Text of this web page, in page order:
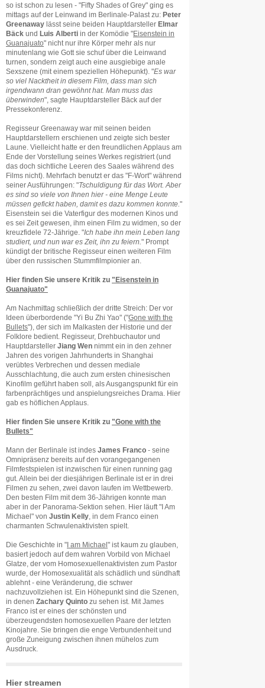
so ist schon zu lesen - "Fifty Shades of Grey" ging es
mittags auf der Leinwand im Berlinale-Palast zu: Peter
Greenaway lässt seine beiden Hauptdarsteller Elmar
Bäck und Luis Alberti in der Komödie "Eisenstein in
Guanajuato" nicht nur ihre Körper mehr als nur
minutenlang wie Gott sie schuf über die Leinwand
turnen, sondern zeigt auch eine ausgiebige anale
Sexszene (mit einem speziellen Höhepunkt). "Es war
so viel Nacktheit in diesem Film, dass man sich
irgendwann dran gewöhnt hat. Man muss das
überwinden", sagte Hauptdarsteller Bäck auf der
Pressekonferenz.
Regisseur Greenaway war mit seinen beiden
Hauptdarstellern erschienen und zeigte sich bester
Laune. Vielleicht hatte er den freundlichen Applaus am
Ende der Vorstellung seines Werkes registriert (und
das doch sichtliche Leeren des Saales während des
Films nicht). Mehrfach benutzt er das "F-Wort" während
seiner Ausführungen: "Tschuldigung für das Wort. Aber
es sind so viele von Ihnen hier - eine Menge Leute
müssen gefickt haben, damit es dazu kommen konnte. "
Eisenstein sei die Vaterfigur des modernen Kinos und
es sei Zeit gewesen, ihm einen Film zu widmen, so der
kreuzfidele 72-Jährige. "Ich habe ihn mein Leben lang
studiert, und nun war es Zeit, ihn zu feiern. " Prompt
kündigt der britische Regisseur einen weiteren Film
über den russischen Stummfilmpionier an.
Hier finden Sie unsere Kritik zu "Eisenstein in
Guanajuato"
Am Nachmittag schließlich der dritte Streich: Der vor
Ideen überbordende "Yi Bu Zhi Yao" ("Gone with the
Bullets"), der sich im Malkasten der Historie und der
Folklore bedient. Regisseur, Drehbuchautor und
Hauptdarsteller Jiang Wen nimmt ein in den zehner
Jahren des vorigen Jahrhunderts in Shanghai
verübtes Verbrechen und dessen mediale
Ausschlachtung, die auch zum ersten chinesischen
Kinofilm geführt haben soll, als Ausgangspunkt für ein
farbenprächtiges und anspielungsreiches Drama. Hier
gab es höflichen Applaus.
Hier finden Sie unsere Kritik zu "Gone with the
Bullets"
Mann der Berlinale ist indes James Franco - seine
Omnipräsenz bereits auf den vorangegangenen
Filmfestspielen ist inzwischen für einen running gag
gut. Allein bei der diesjährigen Berlinale ist er in drei
Filmen zu sehen, zwei davon laufen im Wettbewerb.
Den besten Film mit dem 36-Jährigen konnte man
aber in der Panorama-Sektion sehen. Hier läuft "I Am
Michael" von Justin Kelly , in dem Franco einen
charmanten Schwulenaktivisten spielt.
Die Geschichte in " I am Michael " ist kaum zu glauben,
basiert jedoch auf dem wahren Vorbild von Michael
Glatze, der vom Homosexuellenaktivisten zum Pastor
wurde, der Homosexualität als schädlich und sündhaft
ablehnt - eine Veränderung, die schwer
nachzuvollziehen ist. Ein Höhepunkt sind die Szenen,
in denen Zachary Quinto zu sehen ist. Mit James
Franco ist er eines der schönsten und
überzeugendsten homosexuellen Paare der letzten
Kinojahre. Sie bringen die enge Verbundenheit und
große Zuneigung zwischen ihnen mühelos zum
Ausdruck.
Hier streamen